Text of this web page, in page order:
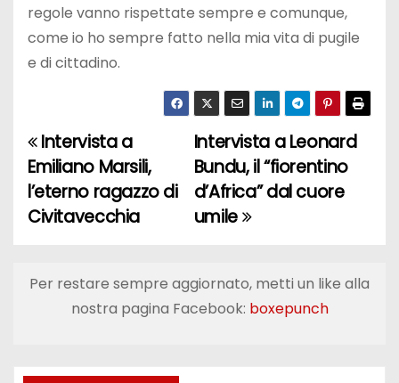
regole vanno rispettate sempre e comunque,
come io ho sempre fatto nella mia vita di pugile
e di cittadino.
N
a
v
g
z
Intervista a Leonard
Bundu, il “fiorentino
d’Africa” dal cuore
umile
Intervista a
Emiliano Marsili,
l’eterno ragazzo di
Civitavecchia
Per restare sempre aggiornato, metti un like alla
nostra pagina Facebook: boxepunch